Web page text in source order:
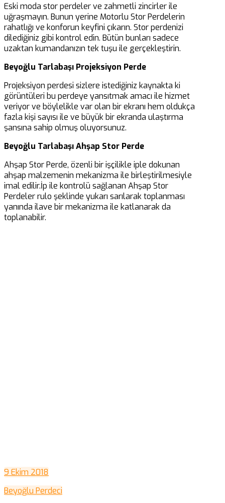
Eski moda stor perdeler ve zahmetli zincirler ile
uğraşmayın. Bunun yerine Motorlu Stor Perdelerin
rahatlığı ve konforun keyfini çıkarın. Stor perdenizi
dilediğiniz gibi kontrol edin. Bütün bunları sadece
uzaktan kumandanızın tek tuşu ile gerçekleştirin.
Beyoğlu Tarlabaşı Projeksiyon Perde
Projeksiyon perdesi sizlere istediğiniz kaynakta ki
görüntüleri bu perdeye yansıtmak amacı ile hizmet
veriyor ve böylelikle var olan bir ekranı hem oldukça
fazla kişi sayısı ile ve büyük bir ekranda ulaştırma
şansına sahip olmuş oluyorsunuz.
Beyoğlu Tarlabaşı Ahşap Stor Perde
Ahşap Stor Perde, özenli bir işçilikle iple dokunan
ahşap malzemenin mekanizma ile birleştirilmesiyle
imal edilir.İp ile kontrolü sağlanan Ahşap Stor
Perdeler rulo şeklinde yukarı sarılarak toplanması
yanında ilave bir mekanizma ile katlanarak da
toplanabilir.
9 Ekim 2018
Beyoğlu Perdeci